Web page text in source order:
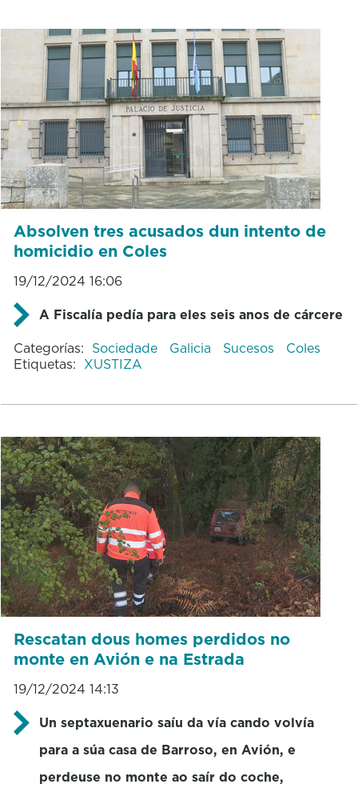
Absolven tres acusados dun intento de
homicidio en Coles
19/12/2024 16:06
A Fiscalía pedía para eles seis anos de cárcere
Categorías: Sociedade Galicia Sucesos
Coles
Etiquetas: XUSTIZA
Rescatan dous homes perdidos no
monte en Avión e na Estrada
19/12/2024 14:13
Un septaxuenario saíu da vía cando volvía
para a súa casa de Barroso, en Avión, e
perdeuse no monte ao saír do coche,